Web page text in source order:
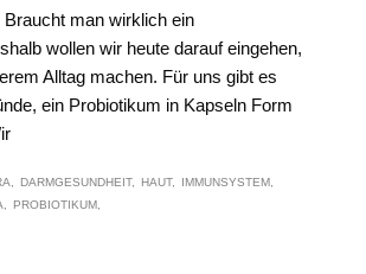
Braucht man wirklich ein
wollen wir heute darauf eingehen,
Alltag machen. Für uns gibt es
ein Probiotikum in Kapseln Form
DARMGESUNDHEIT HAUT
IMMUNSYSTEM
PROBIOTIKUM